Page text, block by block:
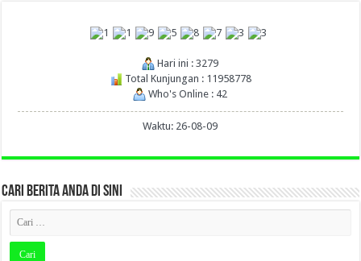
Hari ini : 3279
Total Kunjungan : 11958778
Who's Online : 42
Waktu: 26-08-09
CARI BERITA ANDA DI SINI